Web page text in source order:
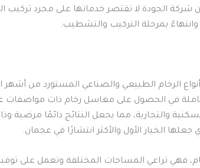
إن شركة الجودة لا تقتصر خدماتها على مجرد
وانتهاءً بمرحلة التركيب والتشطيب.
الرخام الطبيعي والصناعي المستورد من أشهر
في الحصول على مغاسل رخام ذات
والتجارية، مما يجعل النتائج دائمًا مرضية
جعلها الخيار الأول والأكثر انتشارًا في عجمان.
فهي تراعي المساحات المختلفة وتعمل على